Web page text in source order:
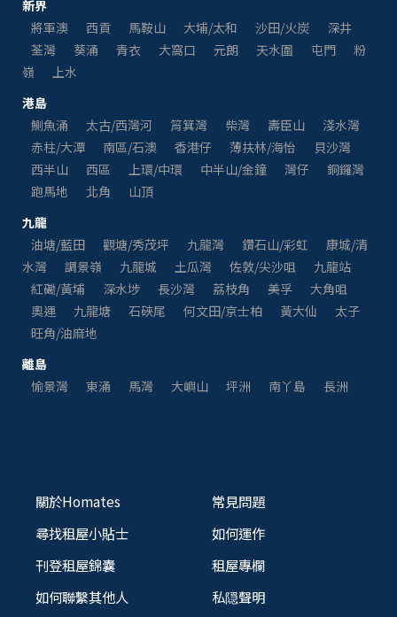
新界
將軍澳
西貢 馬鞍山 大埔/太和 沙田/火炭
深井
荃灣
葵涌 青衣 大窩口 元朗 天水圍 屯門
粉
嶺
上水
港島
鰂魚涌
太古/西灣河 筲箕灣 柴灣 壽臣山
淺水灣
赤柱/大潭
南區/石澳 香港仔 薄扶林/海怡
貝沙灣
西半山
西區 上環/中環 中半山/金鐘 灣仔
銅鑼灣
跑馬地
北角
山頂
九龍
油塘/藍田
觀塘/秀茂坪 九龍灣 鑽石山/彩虹
康城/清
水灣
調景嶺 九龍城 土瓜灣 佐敦/尖沙咀
九龍站
紅磡/黃埔
深水埗 長沙灣 荔枝角 美孚
大角咀
奧運
九龍塘 石硤尾 何文田/京士柏 黃大仙
太子
旺角/油麻地
離島
愉景灣
東涌 馬灣 大嶼山 坪洲 南丫島 長洲
關於Homates
尋找租屋小貼士
刊登租屋錦囊
如何聯繫其他人
常見問題
如何運作
租屋專欄
私隠聲明